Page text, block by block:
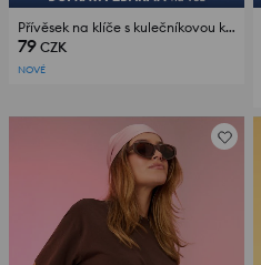
Přívěsek na klíče s kulečníkovou koulí a řetízkem
79 CZK
NOVÉ